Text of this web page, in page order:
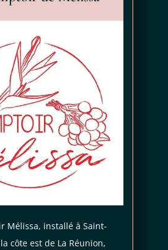
Mélissa, installé à Saint-
côte est de La Réunion,
les offres
notre politique de